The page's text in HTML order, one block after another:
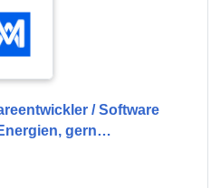
/ Software
gern